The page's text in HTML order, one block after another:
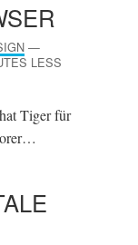
—
LESS
Tiger für